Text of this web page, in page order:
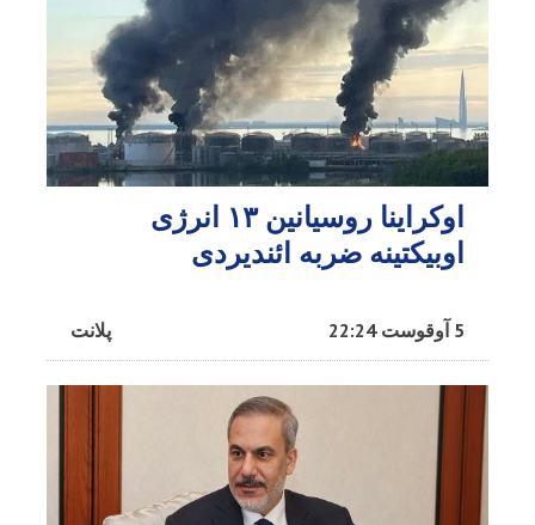
اوکراینا روسیانین ۱۳ انرژی
اوبیکتینه ضربه ائندیردی
پلانت 5 آوقوست 22:24